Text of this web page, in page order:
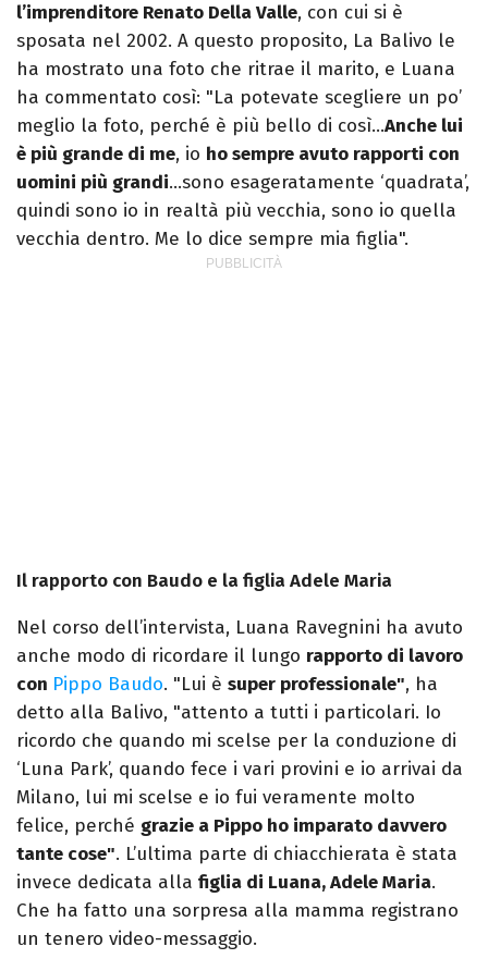
l’imprenditore Renato Della Valle, con cui si è
sposata nel 2002. A questo proposito, La Balivo le
ha mostrato una foto che ritrae il marito, e Luana
ha commentato così: "La potevate scegliere un po’
meglio la foto, perché è più bello di così…Anche lui
è più grande di me, io ho sempre avuto rapporti con
uomini più grandi…sono esageratamente ‘quadrata’,
quindi sono io in realtà più vecchia, sono io quella
vecchia dentro. Me lo dice sempre mia figlia".
Il rapporto con Baudo e la figlia Adele Maria
Nel corso dell’intervista, Luana Ravegnini ha avuto
anche modo di ricordare il lungo rapporto di lavoro
con Pippo Baudo. "Lui è super professionale", ha
detto alla Balivo, "attento a tutti i particolari. Io
ricordo che quando mi scelse per la conduzione di
‘Luna Park’, quando fece i vari provini e io arrivai da
Milano, lui mi scelse e io fui veramente molto
felice, perché grazie a Pippo ho imparato davvero
tante cose". L’ultima parte di chiacchierata è stata
invece dedicata alla figlia di Luana, Adele Maria.
Che ha fatto una sorpresa alla mamma registrano
un tenero video-messaggio.